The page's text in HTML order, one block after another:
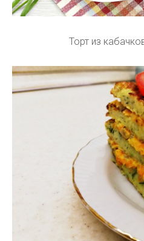
Торт из